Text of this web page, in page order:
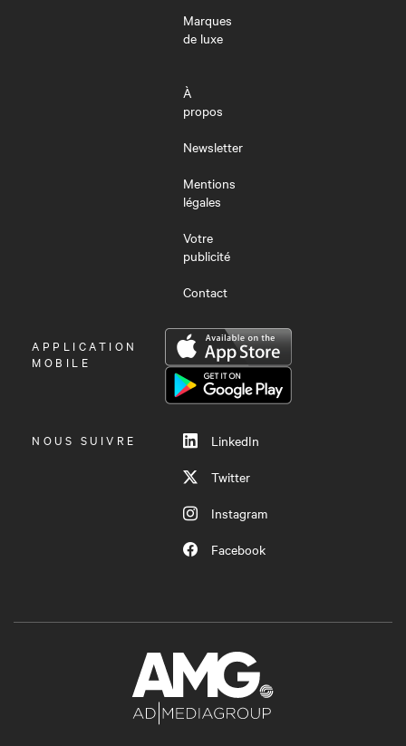
Marques
de luxe
À
propos
Newsletter
Mentions
légales
Votre
publicité
Contact
OUVRIR
LE
APPLICATION
MOBILE
NOUS SUIVRE
LinkedIn
Twitter
Instagram
Facebook